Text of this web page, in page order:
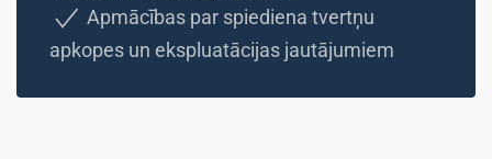
Apmācības par spiediena tvertņu
apkopes un ekspluatācijas jautājumiem